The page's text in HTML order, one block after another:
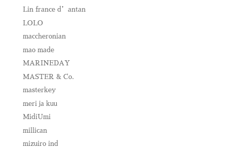
Lin france d’antan
LOLO
maccheronian
mao made
MARINEDAY
MASTER & Co.
masterkey
meri ja kuu
MidiUmi
millican
mizuiro ind